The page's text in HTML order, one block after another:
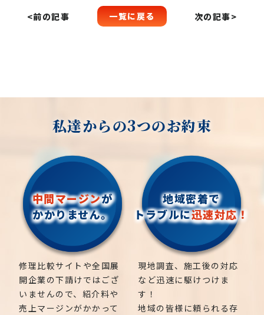
<前の記事 一覧に戻る 次の記事>
私達からの3つのお約束
中間マージンが
かかりません。
修理比較サイトや全国展
開企業の下請けではござ
いませんので、紹介料や
売上マージンがかかって
地域密着で
トラブルに迅速対応！
現地調査、施工後の対応
など迅速に駆けつけま
す！
地域の皆様に頼られる存